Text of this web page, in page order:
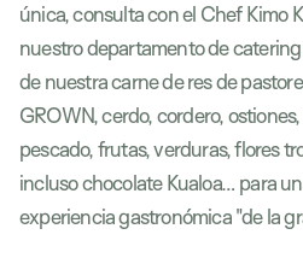
única, consulta con el Chef Kimo
nuestro departamento de
de nuestra carne de res de
GROWN, cerdo, cordero,
pescado, frutas, verduras, flores
incluso chocolate Kualoa… para
experiencia gastronómica "de la